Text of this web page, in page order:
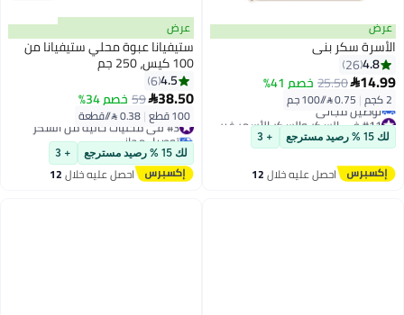
عرض
الأسرة سكر بني
4.8
26
14.99
25.50خصم 41%
2 كجم |
أقل سعر في السنة
توصيل مجانيلك 15 % رصيد مسترجع + 3
احصل عليه خلال12
اغسطس
عرض
ستيفيانا عبوة محلي ستيفيانا من
100 كيس، 250 جم
4.5
6
38.50
59 خصم 34%
100 قطع | #3 في محليات خالية من السكر
توصيل مجاني
#3 في محليات خالية من السكرلك 15 % رصيد مسترجع + 3
احصل عليه خلال12
اغسطس